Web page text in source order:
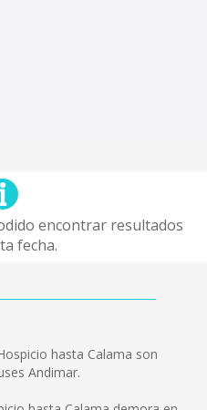
encontrar resultados
fecha.
hasta Calama son
Andimar.